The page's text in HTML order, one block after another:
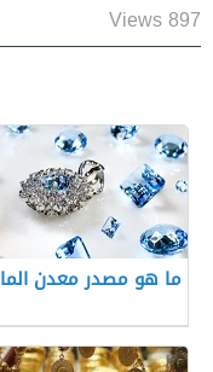
897 Views
ما هو مصدر معدن